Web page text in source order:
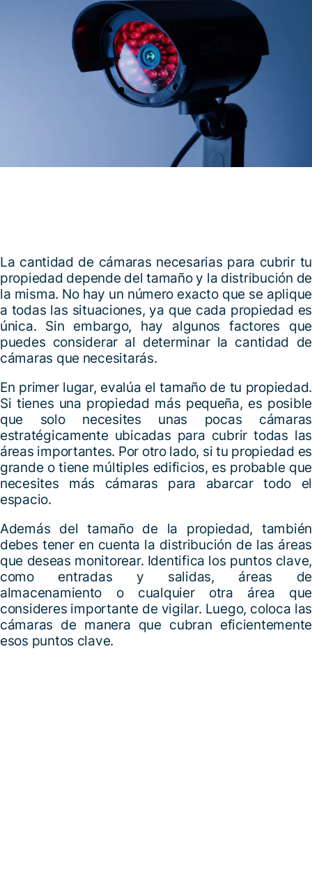
La cantidad de cámaras necesarias para cubrir tu
propiedad depende del tamaño y la distribución de
la misma. No hay un número exacto que se aplique
a todas las situaciones, ya que cada propiedad es
única. Sin embargo, hay algunos factores que
puedes considerar al determinar la cantidad de
cámaras que necesitarás.
En primer lugar, evalúa el tamaño de tu propiedad.
Si tienes una propiedad más pequeña, es posible
que solo necesites unas pocas cámaras
estratégicamente ubicadas para cubrir todas las
áreas importantes. Por otro lado, si tu propiedad es
grande o tiene múltiples edificios, es probable que
necesites más cámaras para abarcar todo el
espacio.
Además del tamaño de la propiedad, también
debes tener en cuenta la distribución de las áreas
que deseas monitorear. Identifica los puntos clave,
como entradas y salidas, áreas de
almacenamiento o cualquier otra área que
consideres importante de vigilar. Luego, coloca las
cámaras de manera que cubran eficientemente
esos puntos clave.